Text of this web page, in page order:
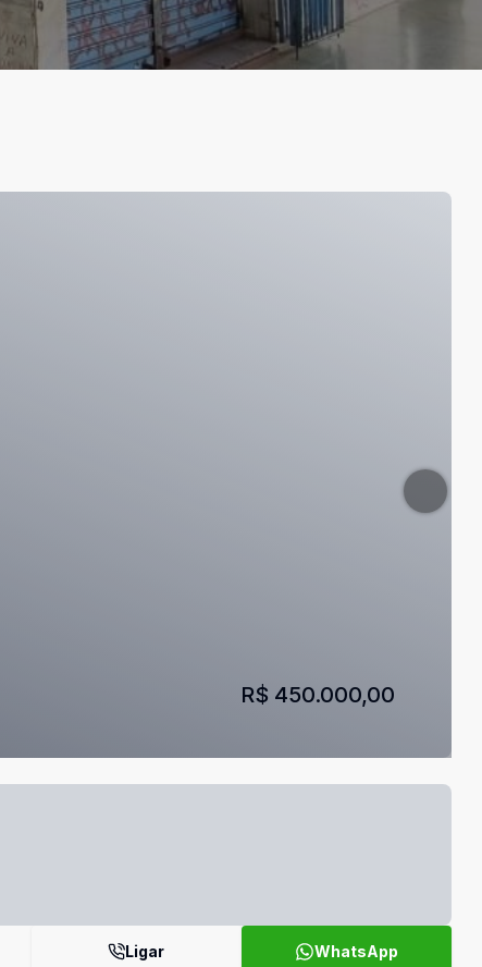
R$ 450.000,00
Ligar WhatsApp